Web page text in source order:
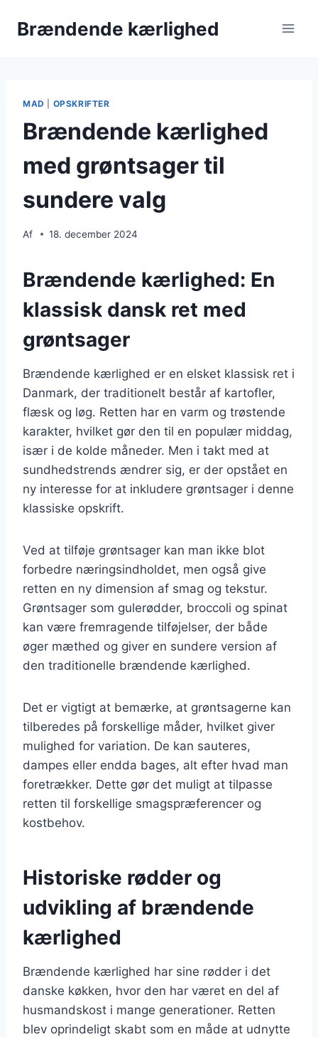
Brændende kærlighed
MAD OPSKRIFTER
Brændende kærlighed
med grøntsager til
sundere valg
Af 18. december 2024
Brændende kærlighed: En
klassisk dansk ret med
grøntsager
Brændende kærlighed er en elsket klassisk ret i
Danmark, der traditionelt består af kartofler,
flæsk og løg. Retten har en varm og trøstende
karakter, hvilket gør den til en populær middag,
især i de kolde måneder. Men i takt med at
sundhedstrends ændrer sig, er der opstået en
ny interesse for at inkludere grøntsager i denne
klassiske opskrift.
Ved at tilføje grøntsager kan man ikke blot
forbedre næringsindholdet, men også give
retten en ny dimension af smag og tekstur.
Grøntsager som gulerødder, broccoli og spinat
kan være fremragende tilføjelser, der både
øger mæthed og giver en sundere version af
den traditionelle brændende kærlighed.
Det er vigtigt at bemærke, at grøntsagerne kan
tilberedes på forskellige måder, hvilket giver
mulighed for variation. De kan sauteres,
dampes eller endda bages, alt efter hvad man
foretrækker. Dette gør det muligt at tilpasse
retten til forskellige smagspræferencer og
kostbehov.
Historiske rødder og
udvikling af brændende
kærlighed
Brændende kærlighed har sine rødder i det
danske køkken, hvor den har været en del af
husmandskost i mange generationer. Retten
blev oprindeligt skabt som en måde at udnytte